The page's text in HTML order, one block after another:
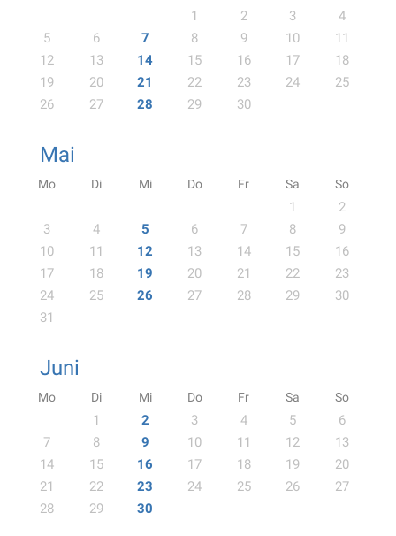
1 2 3
4
5
6 7 8 9 10
11
12
13 14 15 16 17
18
19
20 21 22 23 24
25
26
27 28 29 30
Mai
Mo Di Mi Do Fr Sa So
1
2
3
4 5 6 7 8
9
10
11 12 13 14 15
16
17
18 19 20 21 22
23
24
25 26 27 28 29
30
31
Juni
Mo Di Mi Do Fr Sa So
1 2 3 4 5
6
7
8 9 10 11 12
13
14
15 16 17 18 19
20
21
22 23 24 25 26
27
28
29 30